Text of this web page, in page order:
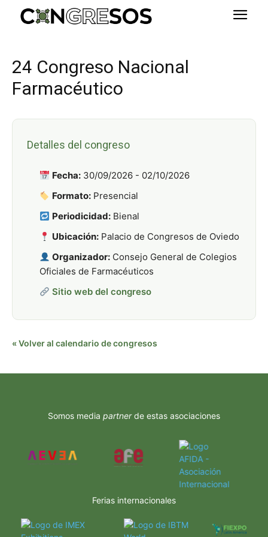
24 Congreso Nacional
Farmacéutico
Detalles del congreso
Fecha: 30/09/2026 - 02/10/2026
Formato: Presencial
Periodicidad: Bienal
Ubicación: Palacio de Congresos de Oviedo
Organizador: Consejo General de Colegios
Oficiales de Farmacéuticos
Sitio web del congreso
« Volver al calendario de congresos
Somos media partnerde estas asociaciones
Ferias internacionales